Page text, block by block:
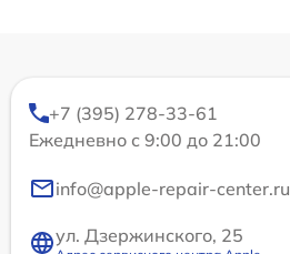
+7 (395) 278-33-61
Ежедневно с 9:00 до 21:00
info@apple-repair-center.ru
ул. Дзержинского, 25